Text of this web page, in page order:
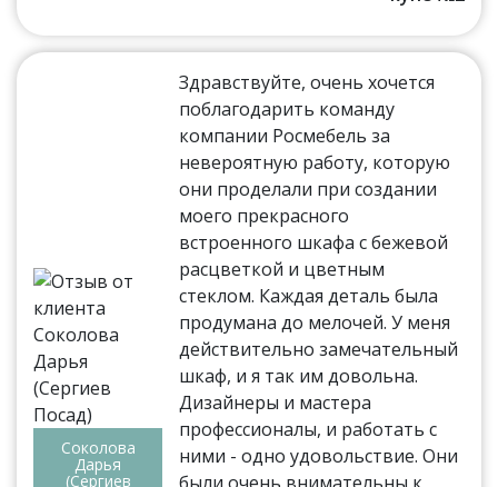
Соколова
Дарья
(Сергиев
Здравствуйте, очень хочется
поблагодарить команду
компании Росмебель за
невероятную работу, которую
они проделали при создании
моего прекрасного
встроенного шкафа с бежевой
расцветкой и цветным
стеклом. Каждая деталь была
продумана до мелочей. У меня
действительно замечательный
шкаф, и я так им довольна.
Дизайнеры и мастера
профессионалы, и работать с
ними - одно удовольствие. Они